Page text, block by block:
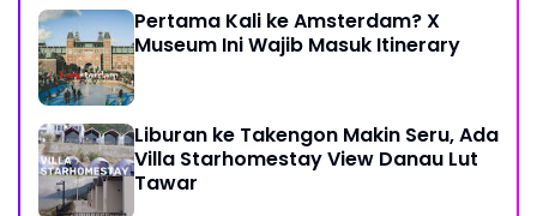
Pertama Kali ke Amsterdam? X
Museum Ini Wajib Masuk Itinerary
Liburan ke Takengon Makin Seru, Ada
Villa Starhomestay View Danau Lut
Tawar